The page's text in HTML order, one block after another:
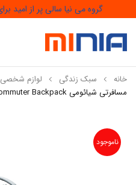
گروه می نیا سالی پر از امید
خانه سبک زندگی لوازم شخصی
مسافرتی شیائومی Xiaomi Commuter Backpack
ناموجود